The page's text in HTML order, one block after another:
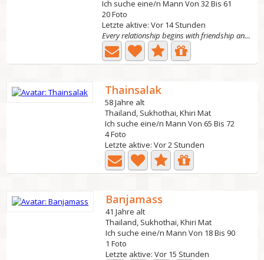
Ich suche eine/n Mann Von 32 Bis 61
20 Foto
Letzte aktive: Vor 14 Stunden
Every relationship begins with friendship and good
Thainsalak
58 Jahre alt
Thailand, Sukhothai, Khiri Mat
Ich suche eine/n Mann Von 65 Bis 72
4 Foto
Letzte aktive: Vor 2 Stunden
Banjamass
41 Jahre alt
Thailand, Sukhothai, Khiri Mat
Ich suche eine/n Mann Von 18 Bis 90
1 Foto
Letzte aktive: Vor 15 Stunden